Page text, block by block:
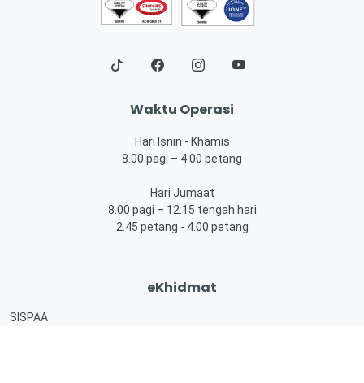
Waktu Operasi
Hari Isnin - Khamis
8.00 pagi – 4.00 petang
Hari Jumaat
8.00 pagi – 12.15 tengah hari
2.45 petang - 4.00 petang
eKhidmat
SISPAA